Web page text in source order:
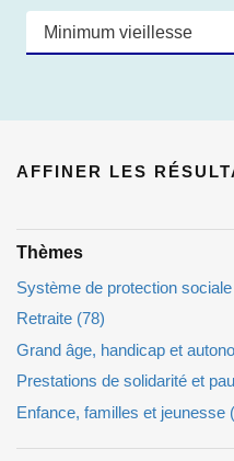
Recherche
AFFINER LES
Thèmes
Système de protection sociale
Retraite (78)
Grand âge, handicap et
Prestations de solidarité et
Enfance, familles et jeunesse